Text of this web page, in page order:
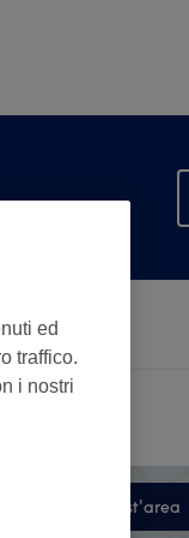
Cerca in quest'area
ed
traffico.
i nostri